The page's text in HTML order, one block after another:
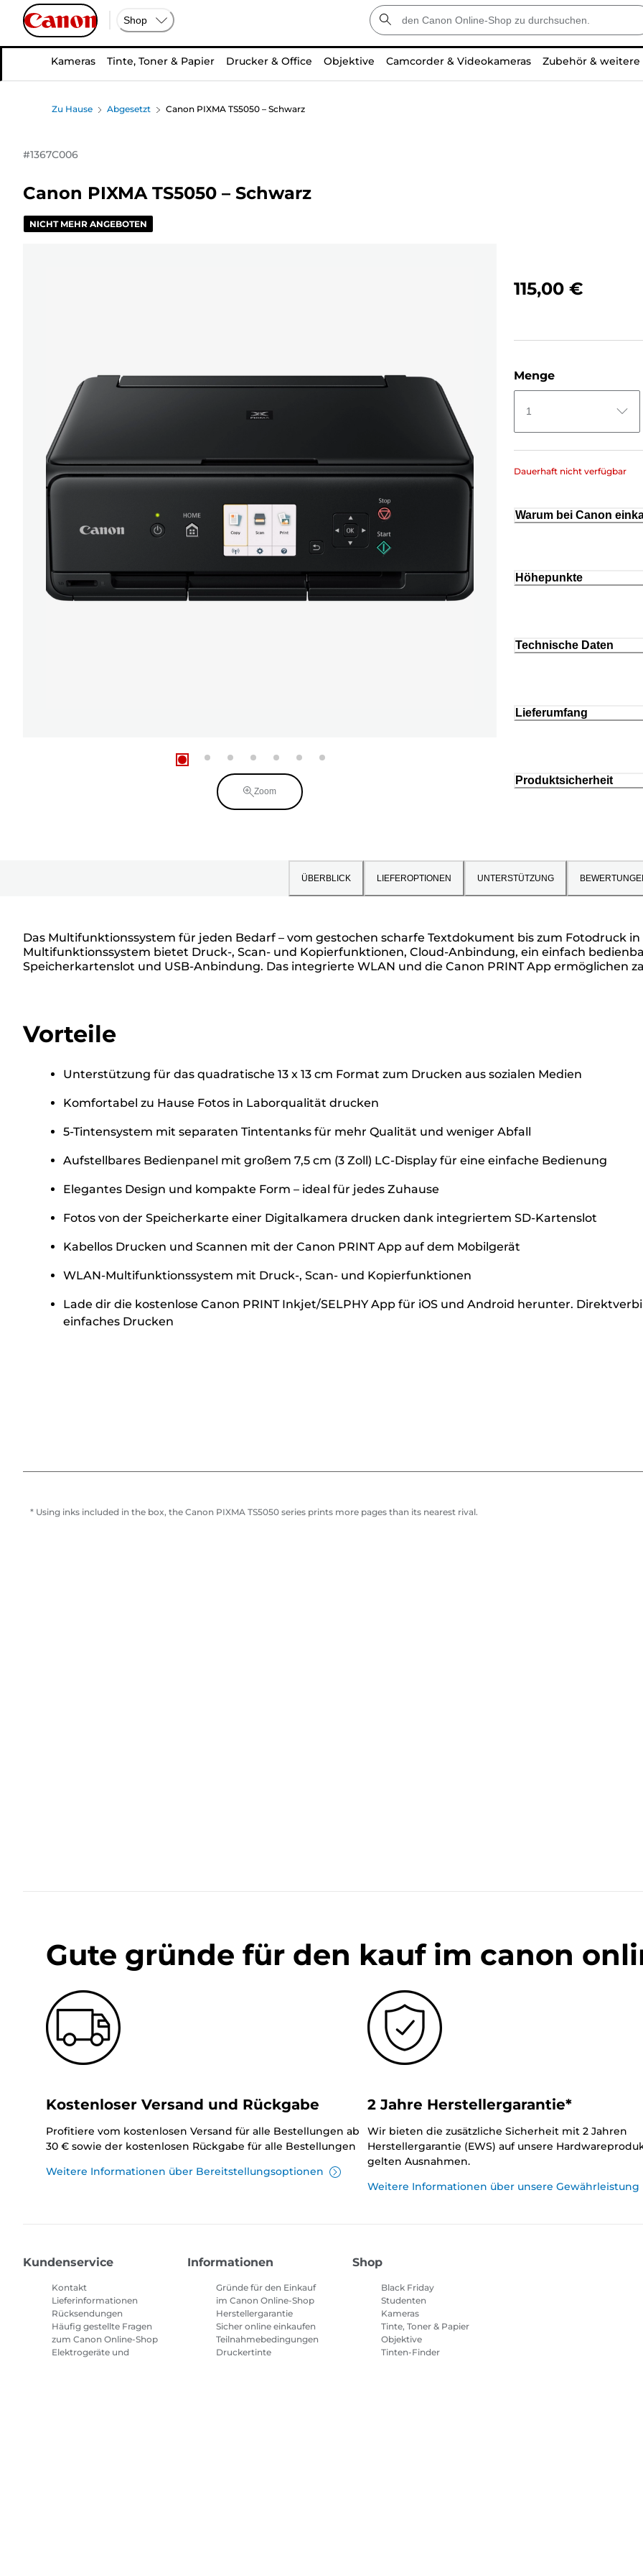
Shop
Kameras Tinte, Toner & Papier Drucker & Office Objektive Camcorder & Videokameras Zubehör &
Zu Hause Abgesetzt Canon PIXMA TS5050 – Schwarz
#1367C006
Canon PIXMA TS5050 – Schwarz
NICHT MEHR ANGEBOTEN
Zoom
115,00 €
Menge
1
Dauerhaft nicht verfügbar
Warum bei Canon
Höhepunkte
Technische Daten
Lieferumfang
Produktsicherheit
ÜBERBLICK LIEFEROPTIONEN UNTERSTÜTZUNG
Das Multifunktionssystem für jeden Bedarf – vom gestochen scharfe Textdokument bis zum Fotodruck
Multifunktionssystem bietet Druck-, Scan- und Kopierfunktionen, Cloud-Anbindung, ein einfach
Speicherkartenslot und USB-Anbindung. Das integrierte WLAN und die Canon PRINT App ermöglichen
Vorteile
Unterstützung für das quadratische 13 x 13 cm Format zum Drucken aus sozialen Medien
Komfortabel zu Hause Fotos in Laborqualität drucken
5-Tintensystem mit separaten Tintentanks für mehr Qualität und weniger Abfall
Aufstellbares Bedienpanel mit großem 7,5 cm (3 Zoll) LC-Display für eine einfache Bedienung
Elegantes Design und kompakte Form – ideal für jedes Zuhause
Fotos von der Speicherkarte einer Digitalkamera drucken dank integriertem SD-Kartenslot
Kabellos Drucken und Scannen mit der Canon PRINT App auf dem Mobilgerät
WLAN-Multifunktionssystem mit Druck-, Scan- und Kopierfunktionen
Lade dir die kostenlose Canon PRINT Inkjet/SELPHY App für iOS und Android herunter.
einfaches Drucken
* Using inks included in the box, the Canon PIXMA TS5050 series prints more pages than its nearest rival.
Gute gründe für den kauf im canon
Kostenloser Versand und Rückgabe
Profitiere vom kostenlosen Versand für alle Bestellungen ab
30 € sowie der kostenlosen Rückgabe für alle Bestellungen
Weitere Informationen über Bereitstellungsoptionen
2 Jahre Herstellergarantie*
Wir bieten die zusätzliche Sicherheit mit 2 Jahren
Herstellergarantie (EWS) auf unsere
gelten Ausnahmen.
Weitere Informationen über unsere Gewährleistung
Kundenservice
Kontakt
Lieferinformationen
Rücksendungen
Häufig gestellte Fragen
zum Canon Online-Shop
Elektrogeräte und
Informationen
Gründe für den Einkauf
im Canon Online-Shop
Herstellergarantie
Sicher online einkaufen
Teilnahmebedingungen
Druckertinte
Shop
Black Friday
Studenten
Kameras
Tinte, Toner & Papier
Objektive
Tinten-Finder